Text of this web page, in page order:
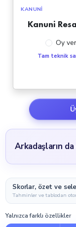
KANUNI
Kanuni
Oy ver
Tam teknik
Arkadaşların
Skorlar, özet ve
Tahminler ve tablodan
Yalnızca farklı özellikler